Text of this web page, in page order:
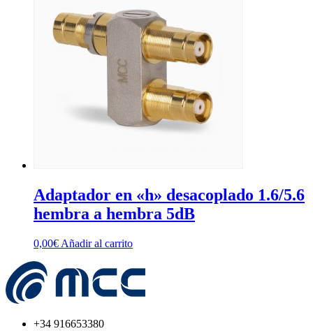
Adaptador en «h» desacoplado 1.6/5.6
hembra a hembra 5dB
0,00€ Añadir al carrito
+34 916653380